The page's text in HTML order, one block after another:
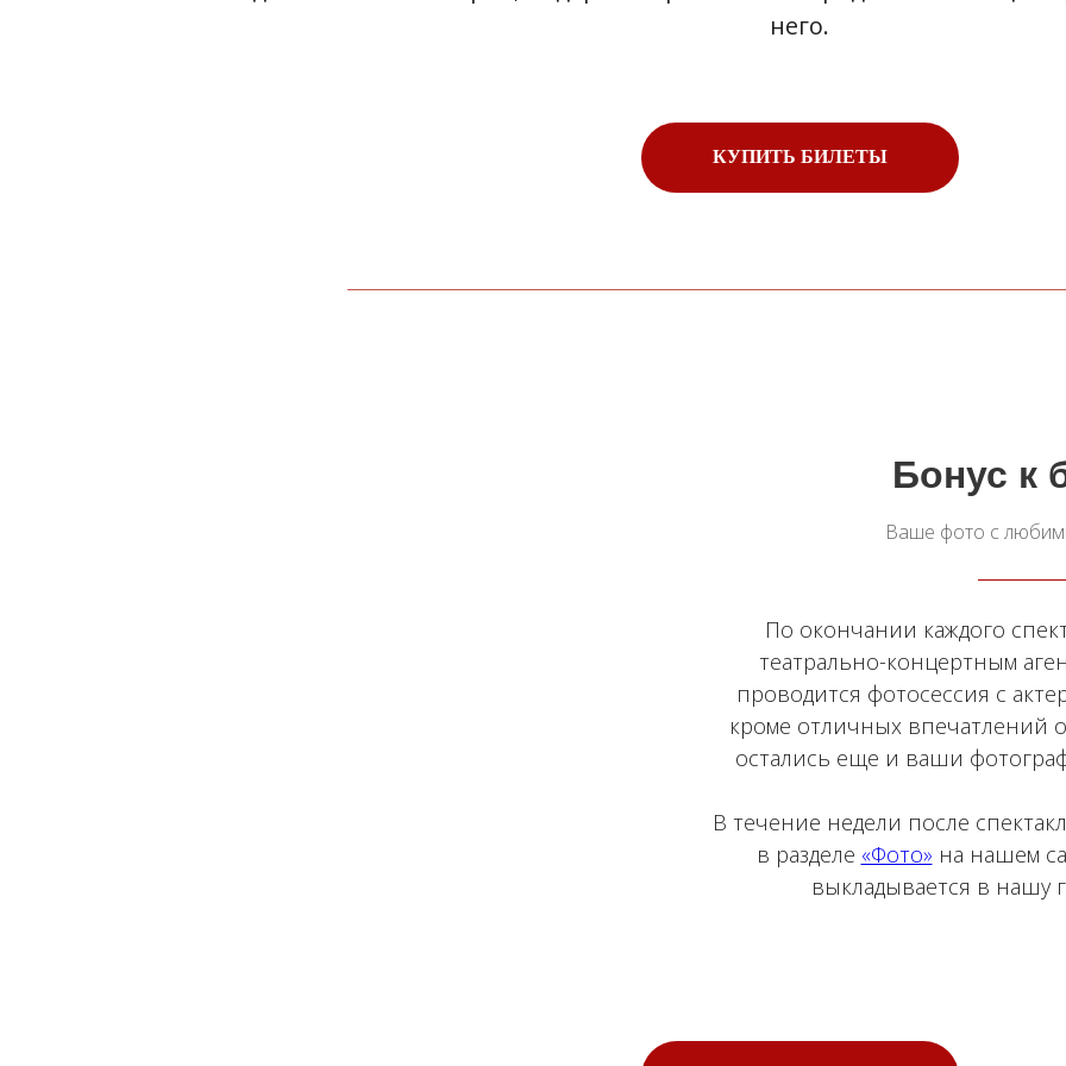
него.
КУПИТЬ БИЛЕТЫ
Бонус к
Ваше фото с
По окончании каждого
театрально-концертным
проводится фотосессия с
кроме отличных впечатлений
остались еще и ваши
В течение недели после
в разделе «Фото» на нашем
выкладывается в нашу